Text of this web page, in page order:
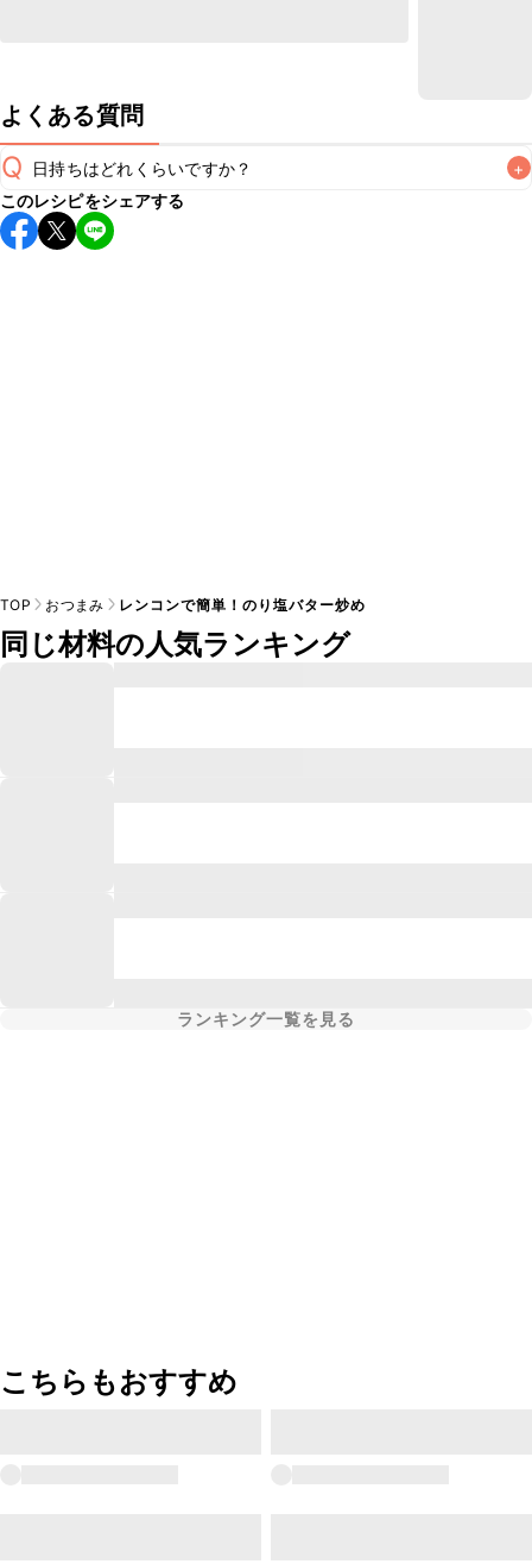
よくある質問
Q 日持ちはどれくらいですか？ +
保存期間は冷蔵で翌日中が目安です。なるべくお早めにお召
し上がりください。
このレシピをシェアする
TOP おつまみ レンコンで簡単！のり塩バター炒め
同じ材料の人気ランキング
ランキング一覧を見る
こちらもおすすめ